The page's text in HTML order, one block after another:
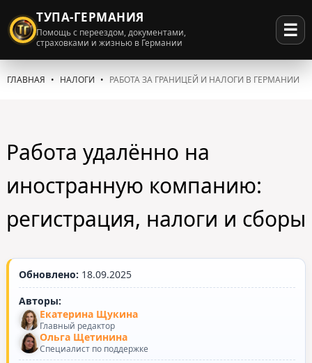
ТУПА-ГЕРМАНИЯ
Помощь с переездом, документами,
страховками и жизнью в Германии
☰
ГЛАВНАЯ НАЛОГИ РАБОТА ЗА ГРАНИЦЕЙ И НАЛОГИ В ГЕРМАНИИ
Работа удалённо на
иностранную компанию:
регистрация, налоги и сборы
Обновлено: 18.09.2025
Авторы:
Екатерина Щукина
Главный редактор
Ольга Щетинина
Специалист по поддержке